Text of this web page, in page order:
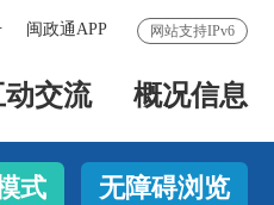
网站支持IPv6
闽政通APP
动交流 概况信息
式 无障碍浏览